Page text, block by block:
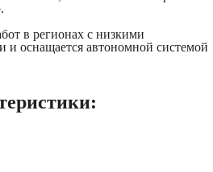
в регионах с низкими
оснащается автономной системой